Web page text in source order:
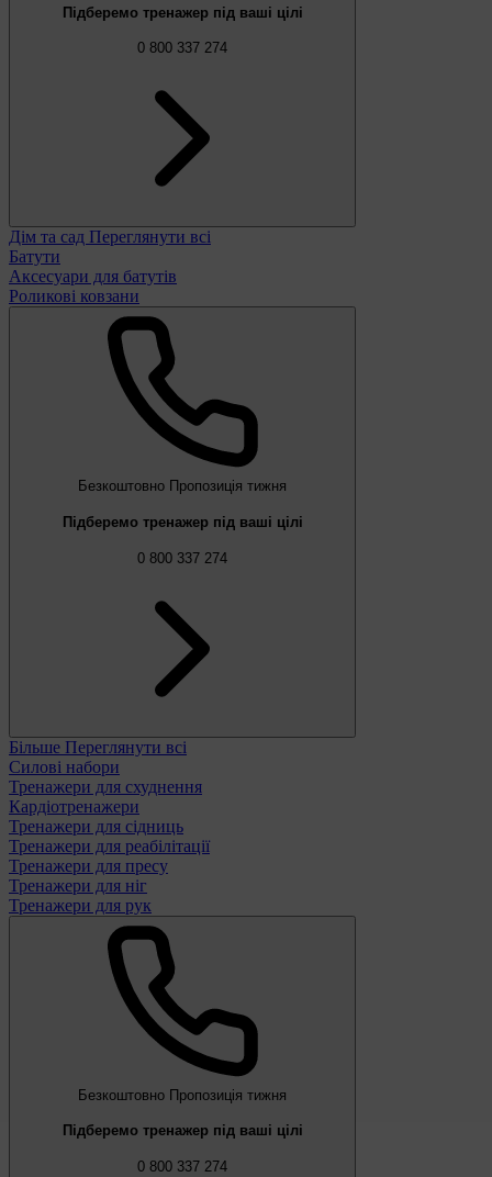
Підберемо тренажер під ваші цілі
0 800 337 274
Дім та сад Переглянути всі
Батути
Аксесуари для батутів
Роликові ковзани
Безкоштовно Пропозиція тижня
Підберемо тренажер під ваші цілі
0 800 337 274
Більше Переглянути всі
Силові набори
Тренажери для схуднення
Кардіотренажери
Тренажери для сідниць
Тренажери для реабілітації
Тренажери для пресу
Тренажери для ніг
Тренажери для рук
Безкоштовно Пропозиція тижня
Підберемо тренажер під ваші цілі
0 800 337 274